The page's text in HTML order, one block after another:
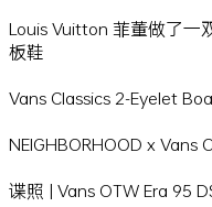
Louis Vuitton 菲董做了一
板鞋
Vans Classics 2-Eyelet
NEIGHBORHOOD x
谍照 | Vans OTW Era 95